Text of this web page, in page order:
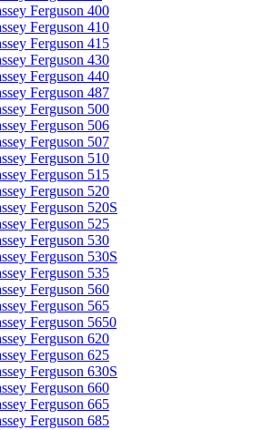
Ferguson 400
Ferguson 410
Ferguson 415
Ferguson 430
Ferguson 440
Ferguson 487
Ferguson 500
Ferguson 506
Ferguson 507
Ferguson 510
Ferguson 515
Ferguson 520
Ferguson 520S
Ferguson 525
Ferguson 530
Ferguson 530S
Ferguson 535
Ferguson 560
Ferguson 565
Ferguson 5650
Ferguson 620
Ferguson 625
Ferguson 630S
Ferguson 660
Ferguson 665
Ferguson 685